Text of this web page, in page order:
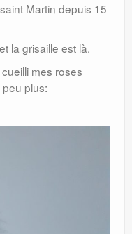
Martin depuis 15
la grisaille est là.
mes roses
plus: